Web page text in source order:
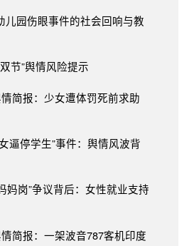
。报道称，几个世纪以来，苏
产地之一，而如今主打高新产
于此，一个以家庭手工业为主
座高科技中心。苏州的现代化
市规划、创新发展和打造高端
极作用。​喀麦隆“Autu
步全面深化改革、推进中国式
展新质生产力以形成创新驱动
风险提示：1. 经济政策解读差
政策的解读可能存在差异，导
不一致，可能引发对政策执行
儿园伤眼事件的社会回响与教
节”舆情风险提示
简报：少女遭体罚死前求助
逼停学生”事件：舆情风波背
妈岗”争议背后：女性就业支持
简报：一架波音787客机印度